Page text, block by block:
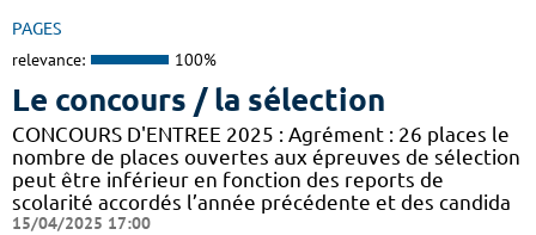
PAGES
relevance: 100%
Le concours / la sélection
CONCOURS D'ENTREE 2025 : Agrément : 26 places le
nombre de places ouvertes aux épreuves de sélection
peut être inférieur en fonction des reports de
scolarité accordés l’année précédente et des candida
15/04/2025 17:00